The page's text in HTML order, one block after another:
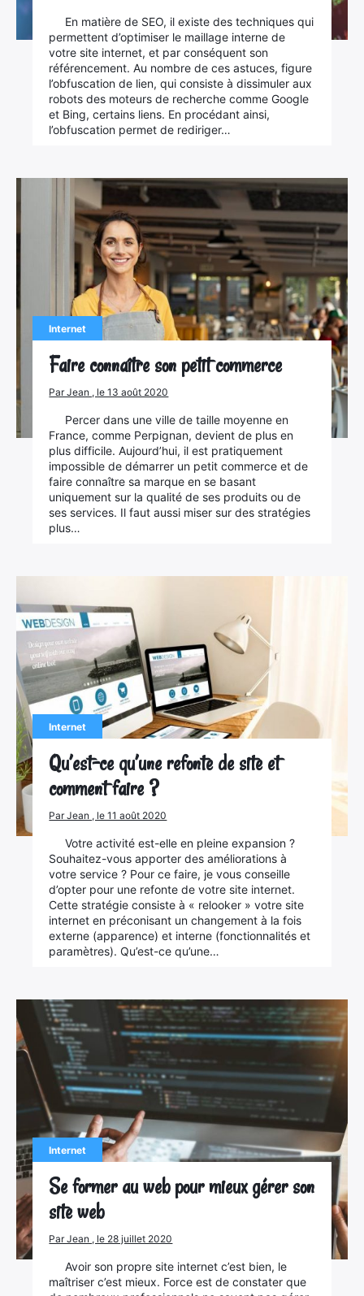
En matière de SEO, il existe des techniques qui
permettent d’optimiser le maillage interne de
votre site internet, et par conséquent son
référencement. Au nombre de ces astuces, figure
l’obfuscation de lien, qui consiste à dissimuler aux
robots des moteurs de recherche comme Google
et Bing, certains liens. En procédant ainsi,
l’obfuscation permet de rediriger…
Internet
Faire connaître son petit commerce
Par Jean , le 13 août 2020
Percer dans une ville de taille moyenne en
France, comme Perpignan, devient de plus en
plus difficile. Aujourd’hui, il est pratiquement
impossible de démarrer un petit commerce et de
faire connaître sa marque en se basant
uniquement sur la qualité de ses produits ou de
ses services. Il faut aussi miser sur des stratégies
plus…
Internet
Qu’est-ce qu’une refonte de site et
comment faire ?
Par Jean , le 11 août 2020
Votre activité est-elle en pleine expansion ?
Souhaitez-vous apporter des améliorations à
votre service ? Pour ce faire, je vous conseille
d’opter pour une refonte de votre site internet.
Cette stratégie consiste à « relooker » votre site
internet en préconisant un changement à la fois
externe (apparence) et interne (fonctionnalités et
paramètres). Qu’est-ce qu’une…
Internet
Se former au web pour mieux gérer son
site web
Par Jean , le 28 juillet 2020
Avoir son propre site internet c’est bien, le
maîtriser c’est mieux. Force est de constater que